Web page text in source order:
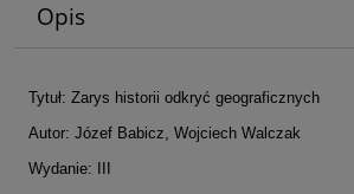
Opis
Tytuł: Zarys historii odkryć geograficznych
Autor: Józef Babicz, Wojciech Walczak
Wydanie: III